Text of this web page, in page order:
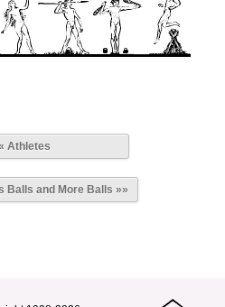
Athletes
Balls and More Balls »»